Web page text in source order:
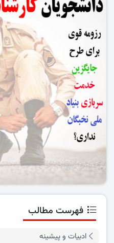
فهرست مطالب
ادبیات و پیشینه